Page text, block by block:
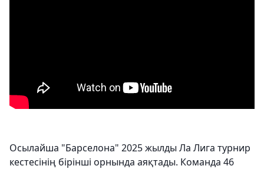
Осылайша "Барселона" 2025 жылды Ла Лига турнир
кестесінің бірінші орнында аяқтады. Команда 46